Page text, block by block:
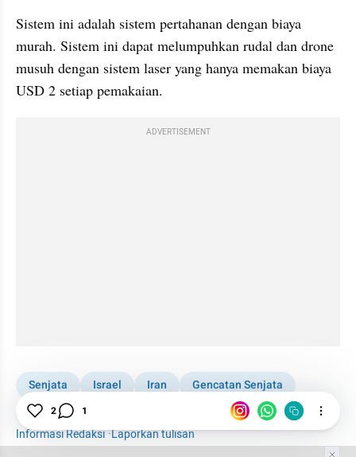
Sistem ini adalah sistem pertahanan dengan biaya
murah. Sistem ini dapat melumpuhkan rudal dan drone
musuh dengan sistem laser yang hanya memakan biaya
USD 2 setiap pemakaian.
ADVERTISEMENT
Senjata Israel Iran
Gencatan Senjata
Iran Serang Israel
Informasi Redaksi·Laporkan tulisan
2 1